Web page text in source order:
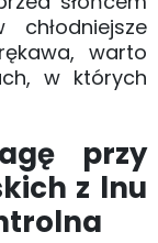
warto
w których
przy
z lnu